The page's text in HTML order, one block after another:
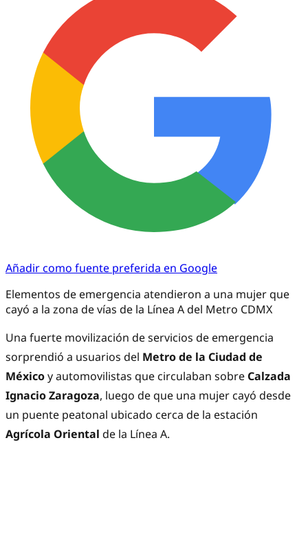
Añadir como fuente preferida en Google
Elementos de emergencia atendieron a una mujer que
cayó a la zona de vías de la Línea A del Metro CDMX
Una fuerte movilización de servicios de emergencia
sorprendió a usuarios del Metro de la Ciudad de
Méxicoy automovilistas que circulaban sobre Calzada
Ignacio Zaragoza, luego de que una mujer cayó desde
un puente peatonal ubicado cerca de la estación
Agrícola Oriental de la Línea A.